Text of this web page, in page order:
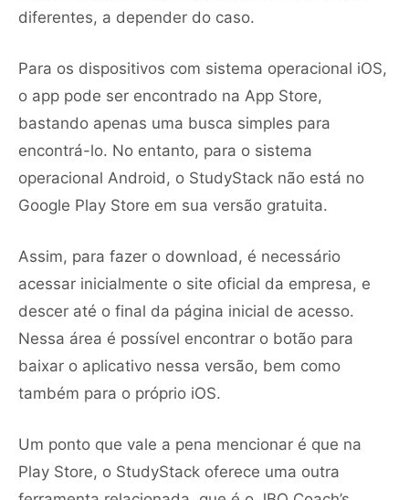
diferentes, a depender do caso.
Para os dispositivos com sistema operacional iOS,
o app pode ser encontrado na App Store,
bastando apenas uma busca simples para
encontrá-lo. No entanto, para o sistema
operacional Android, o StudyStack não está no
Google Play Store em sua versão gratuita.
Assim, para fazer o download, é necessário
acessar inicialmente o site oficial da empresa, e
descer até o final da página inicial de acesso.
Nessa área é possível encontrar o botão para
baixar o aplicativo nessa versão, bem como
também para o próprio iOS.
Um ponto que vale a pena mencionar é que na
Play Store, o StudyStack oferece uma outra